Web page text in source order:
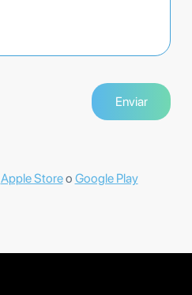
Apple Storeo Google Play